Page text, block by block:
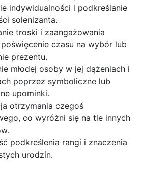
indywidualności i podkreślanie
solenizanta.
troski i zaangażowania
czasu na wybór lub
prezentu.
młodej osoby w jej dążeniach i
poprzez symboliczne lub
upominki.
otrzymania czegoś
co wyróżni się na tle innych
podkreślenia rangi i znaczenia
urodzin.